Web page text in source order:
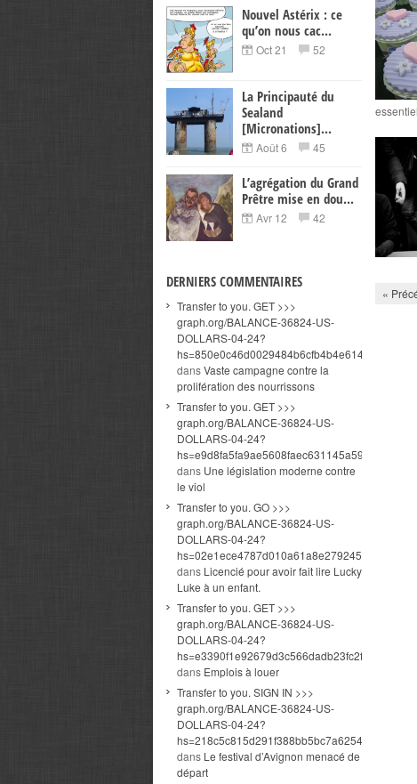
«
Nouvel Astérix : ce
qu’on nous cac...
Oct 21 52
La Principauté du
Sealand
[Micronations]...
Août 6 45
L’agrégation du Grand
Prêtre mise en dou...
Avr 12 42
DERNIERS COMMENTAIRES
Transfer to you. GET >>>
graph.org/BALANCE-36824-US-
DOLLARS-04-24?
hs=850e0c46d0029484b6cfb4b4e614a3c5&
dansVaste campagne contre la
prolifération des nourrissons
Transfer to you. GET >>>
graph.org/BALANCE-36824-US-
DOLLARS-04-24?
hs=e9d8fa5fa9ae5608faec631145a591cd&
dans Une législation moderne contre
le viol
Transfer to you. GO >>>
graph.org/BALANCE-36824-US-
DOLLARS-04-24?
hs=02e1ece4787d010a61a8e279245b7cda&
dans Licencié pour avoir fait lire Lucky
Luke à un enfant.
Transfer to you. GET >>>
graph.org/BALANCE-36824-US-
DOLLARS-04-24?
hs=e3390f1e92679d3c566dadb23fc2fed6&
dans Emplois à louer
Transfer to you. SIGN IN >>>
graph.org/BALANCE-36824-US-
DOLLARS-04-24?
hs=218c5c815d291f388bb5bc7a6254d1bc&
dans Le festival d’Avignon menacé de
départ